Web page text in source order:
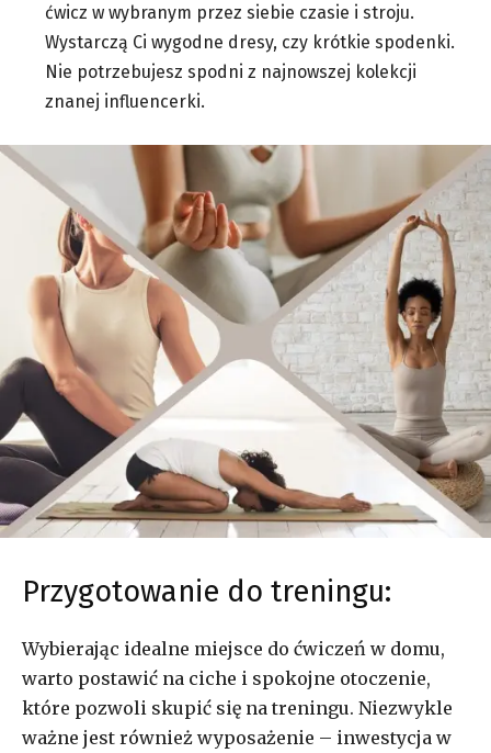
ćwicz w wybranym przez siebie czasie i stroju.
Wystarczą Ci wygodne dresy, czy krótkie spodenki.
Nie potrzebujesz spodni z najnowszej kolekcji
znanej influencerki.
Przygotowanie do treningu:
Wybierając idealne miejsce do ćwiczeń w domu,
warto postawić na ciche i spokojne otoczenie,
które pozwoli skupić się na treningu. Niezwykle
ważne jest również wyposażenie – inwestycja w